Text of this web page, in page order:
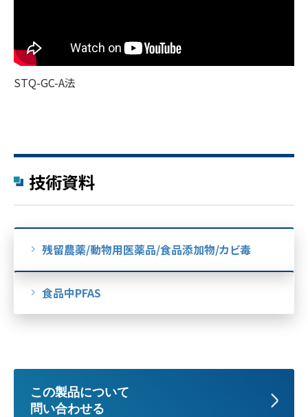
STQ-GC-A法
技術資料
残留農薬/動物用医薬品/食品添加物/カビ毒
食品中PFAS
この製品について
問い合わせる